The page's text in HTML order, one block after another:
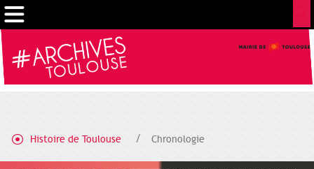
Histoire de Toulouse Chronologie
Cookies management panel